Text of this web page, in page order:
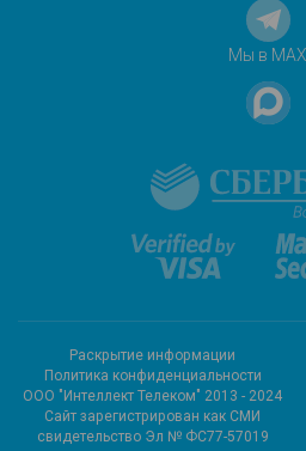
Мы в MAX
Раскрытие информации
Политика конфиденциальности
ООО "Интеллект Телеком" 2013 - 2024
Cайт зарегистрирован как СМИ
свидетельство Эл № ФС77-57019